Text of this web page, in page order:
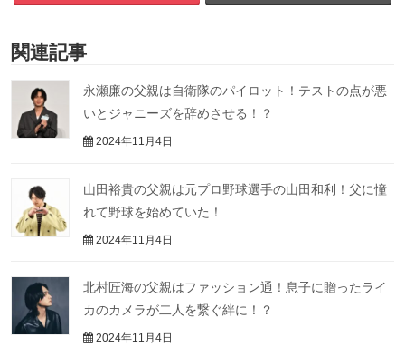
関連記事
永瀬廉の父親は自衛隊のパイロット！テストの点が悪
いとジャニーズを辞めさせる！？
2024年11月4日
山田裕貴の父親は元プロ野球選手の山田和利！父に憧
れて野球を始めていた！
2024年11月4日
北村匠海の父親はファッション通！息子に贈ったライ
カのカメラが二人を繋ぐ絆に！？
2024年11月4日